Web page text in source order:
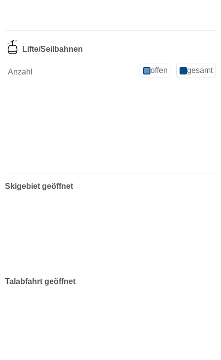
Lifte/Seilbahnen
Anzahl offen gesamt
Skigebiet geöffnet
Talabfahrt geöffnet